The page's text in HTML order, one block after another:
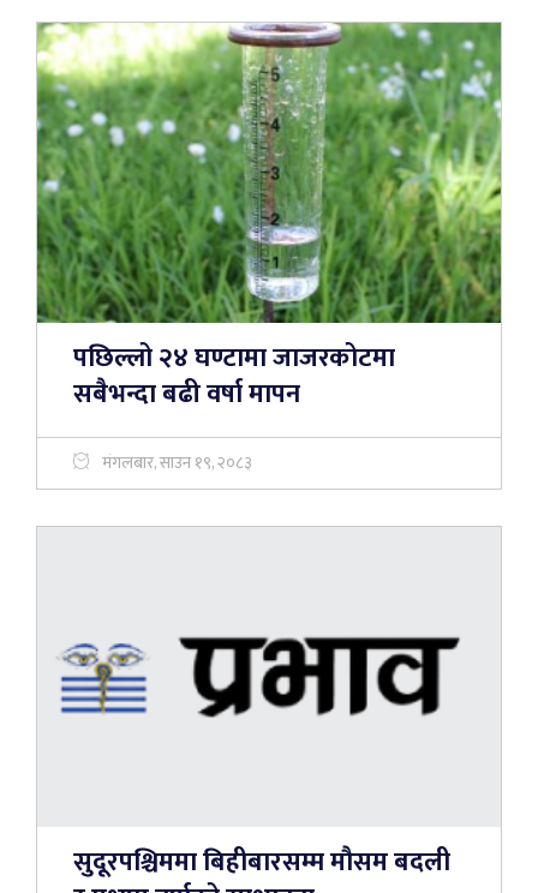
पछिल्लो २४ घण्टामा जाजरकोटमा
सबैभन्दा बढी वर्षा मापन
मंगलबार, साउन १९, २०८३
सुदूरपश्चिममा बिहीबारसम्म मौसम बदली